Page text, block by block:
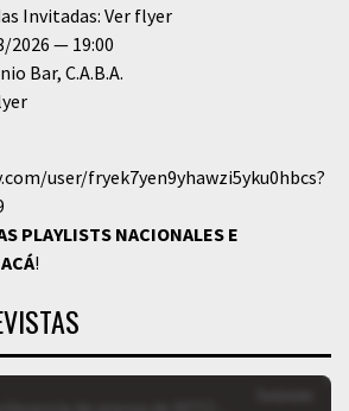
Invitadas: Ver flyer
2026
19:00
Bar C.A.B.A.
user/fryek7yen9yhawzi5yku0hbcs?
PLAYLISTS NACIONALES E
ACÁ!